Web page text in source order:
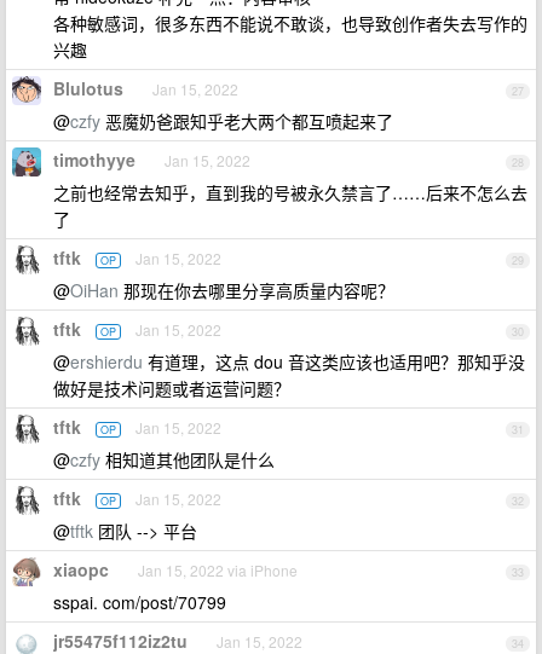
各种敏感词，很多东西不能说不敢谈，也导致创作者失去写作的
兴趣
27
Blulotus Jan 15, 2022
@czfy 恶魔奶爸跟知乎老大两个都互喷起来了
28
timothyye Jan 15, 2022
之前也经常去知乎，直到我的号被永久禁言了……后来不怎么去
了
29
tftk OP Jan 15, 2022
@OiHan 那现在你去哪里分享高质量内容呢？
30
tftk OP Jan 15, 2022
@ershierdu 有道理，这点 dou 音这类应该也适用吧？那知乎没
做好是技术问题或者运营问题？
31
tftk OP Jan 15, 2022
@czfy 相知道其他团队是什么
32
tftk OP Jan 15, 2022
@tftk 团队 --> 平台
33
xiaopc Jan 15, 2022 via iPhone
sspai. com/post/70799
34
jr55475f112iz2tu Jan 15, 2022